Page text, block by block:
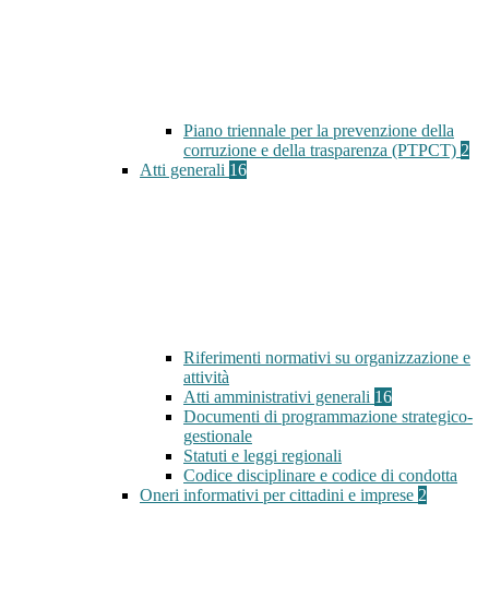
Piano triennale per la prevenzione della
corruzione e della trasparenza (PTPCT) 2
Atti generali 16
Riferimenti normativi su organizzazione e
attività
Atti amministrativi generali 16
Documenti di programmazione strategico-
gestionale
Statuti e leggi regionali
Codice disciplinare e codice di condotta
Oneri informativi per cittadini e imprese 2